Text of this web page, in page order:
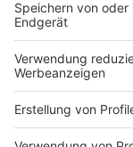
euer Wissen
DEINE